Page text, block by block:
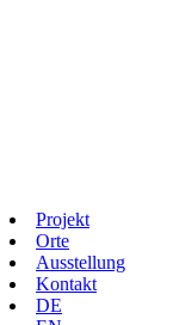
Projekt
Orte
Ausstellung
Kontakt
DE